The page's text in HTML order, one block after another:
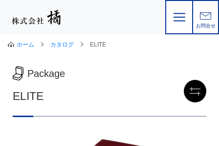
お問合せ
ホーム カタログ ELITE
Package
ELITE
絞
り込